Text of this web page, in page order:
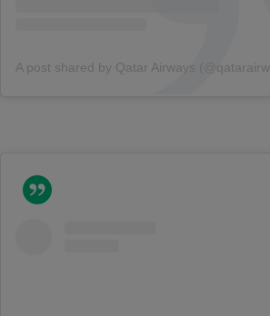
A post shared by Qatar Airways